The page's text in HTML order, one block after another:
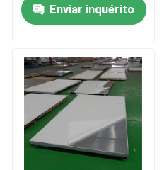
Enviar inquérito